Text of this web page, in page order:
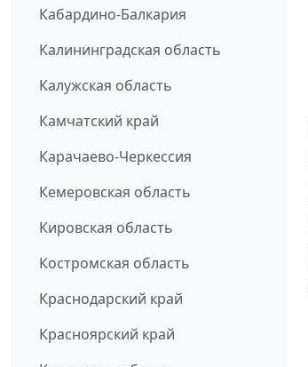
Кабардино-Балкария
Калининградская область
Калужская область
Камчатский край
Карачаево-Черкессия
Кемеровская область
Кировская область
Костромская область
Краснодарский край
Красноярский край